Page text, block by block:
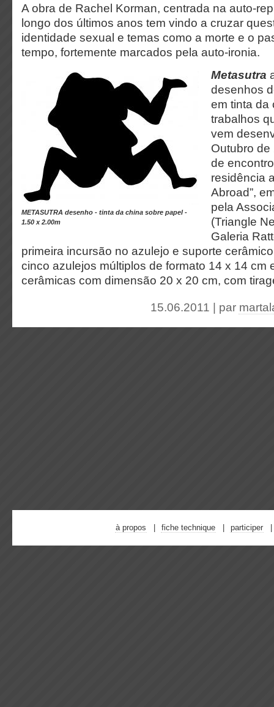
A obra de Rachel Korman, centrada na auto-
longo dos últimos anos tem vindo a cruzar
identidade sexual e temas como a morte e o
tempo, fortemente marcados pela auto-ironia.
METASUTRA desenho - tinta da china sobre papel -
1.50 x 2.00m
Metasutra
desenhos
em tinta da
trabalhos
vem
Outubro
de
residência
Abroad”,
pela
(Triangle
Galeria
primeira incursão no azulejo e suporte
cinco azulejos múltiplos de formato 14 x 14 cm
cerâmicas com dimensão 20 x 20 cm, com
15.06.2011 | par
à propos fiche technique participer